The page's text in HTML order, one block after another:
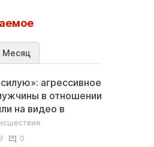
Месяц
агрессивное
в отношении
на видео в
0